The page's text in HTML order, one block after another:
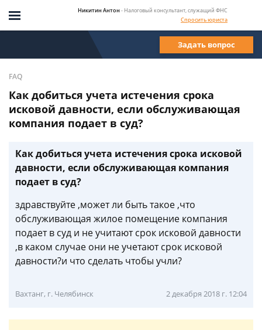
Никитин Антон - Налоговый консультант, служащий ФНС
Спросить юриста
Задать вопрос
FAQ
Как добиться учета истечения срока
исковой давности, если обслуживающая
компания подает в суд?
Как добиться учета истечения срока исковой
давности, если обслуживающая компания
подает в суд?
здравствуйте ,может ли быть такое ,что
обслуживающая жилое помещение компания
подает в суд и не учитают срок исковой давности
,в каком случае они не учетают срок исковой
давности?и что сделать чтобы учли?
Вахтанг, г. Челябинск 2 декабря 2018 г. 12:04